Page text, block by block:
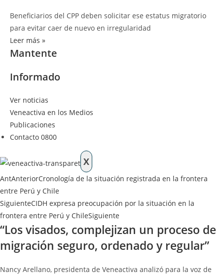
Beneficiarios del CPP deben solicitar ese estatus migratorio
para evitar caer de nuevo en irregularidad
Leer más »
Mantente
Informado
Ver noticias
Veneactiva en los Medios
Publicaciones
Contacto 0800
X
AntAnteriorCronología de la situación registrada en la frontera
entre Perú y Chile
SiguienteCIDH expresa preocupación por la situación en la
frontera entre Perú y ChileSiguiente
“Los visados, complejizan un proceso de
migración seguro, ordenado y regular”
Nancy Arellano, presidenta de Veneactiva analizó para la voz de